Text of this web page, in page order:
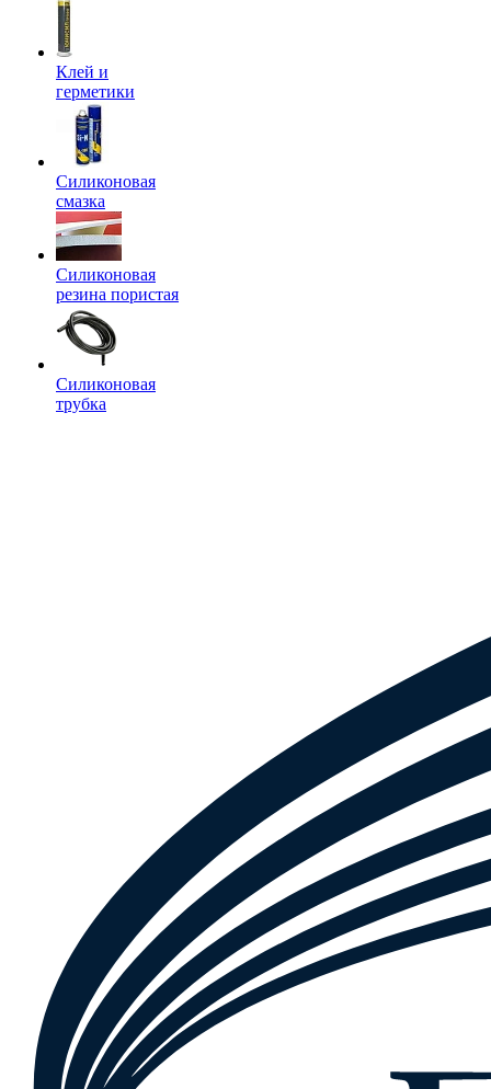
Клей и
герметики
Силиконовая
смазка
Силиконовая
резина пористая
Силиконовая
трубка